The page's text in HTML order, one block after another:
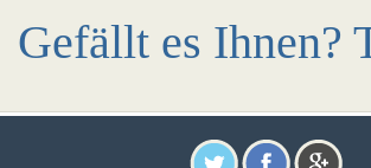
Gefällt es Ihnen?